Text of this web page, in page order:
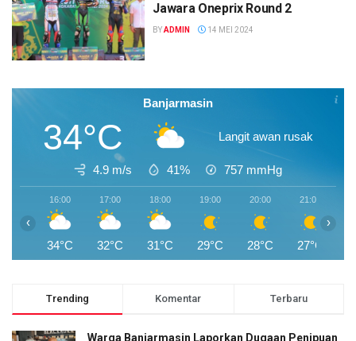
Jawara Oneprix Round 2
BYADMIN 14 MEI 2024
Banjarmasin
34°C Langit awan rusak
4.9 m/s 41% 757 mmHg
16:00
34°C
17:00
32°C
18:00
31°C
19:00
29°C
20:00
28°C
21:00
27°C
‹ ›
Trending Komentar Terbaru
Warga Banjarmasin Laporkan Dugaan Penipuan